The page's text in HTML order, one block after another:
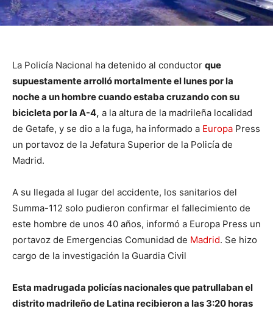
La Policía Nacional ha detenido al conductor que
supuestamente arrolló mortalmente el lunes por la
noche a un hombre cuando estaba cruzando con su
bicicleta por la A-4, a la altura de la madrileña localidad
de Getafe, y se dio a la fuga, ha informado a Europa Press
un portavoz de la Jefatura Superior de la Policía de
Madrid.
A su llegada al lugar del accidente, los sanitarios del
Summa-112 solo pudieron confirmar el fallecimiento de
este hombre de unos 40 años, informó a Europa Press un
portavoz de Emergencias Comunidad de Madrid. Se hizo
cargo de la investigación la Guardia Civil
Esta madrugada policías nacionales que patrullaban el
distrito madrileño de Latina recibieron a las 3:20 horas